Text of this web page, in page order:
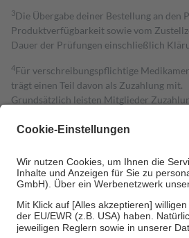
3Die Übergabe deiner Bestellung an
Produktverfügbarkeit sowie vom
Dauer der Prüfungen einschließlich
4Für verschreibungspflichtige
trägt einen Teil davon als Zuzahlung mit.
Grundsätzlich leisten Mitglieder
Diese Regeln gelten grundsätzlich auch
Um das Engagement der Versicherten
• Kindern und Jugendlichen bis zum
• Untersuchungen zur Vorsorge und
• empfohlenen Schutzimpfungen
• Harn- und Blutteststreifen